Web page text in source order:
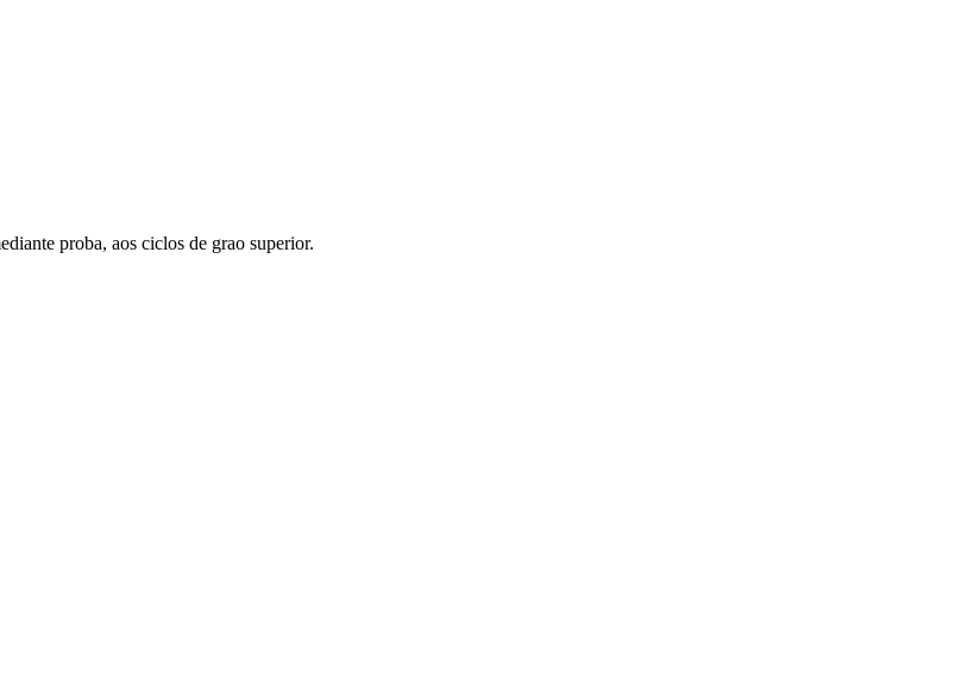
proba, aos ciclos de grao superior.